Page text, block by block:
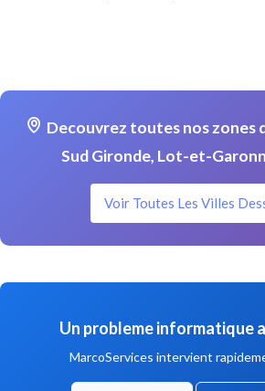
Decouvrez toutes nos zones
Sud Gironde, Lot-et-
Voir Toutes Les Villes
Un probleme informatique
MarcoServices intervient